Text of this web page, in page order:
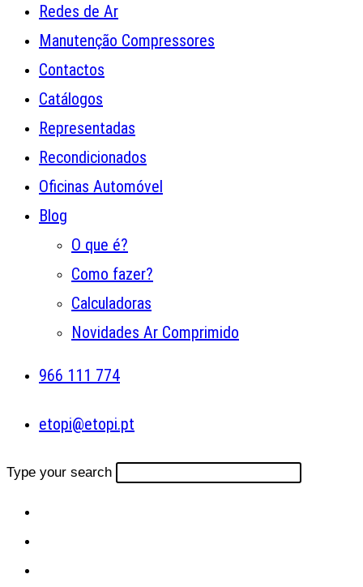
Redes de Ar
Manutenção Compressores
Contactos
Catálogos
Representadas
Recondicionados
Oficinas Automóvel
Blog
O que é?
Como fazer?
Calculadoras
Novidades Ar Comprimido
966 111 774
etopi@etopi.pt
Type your search